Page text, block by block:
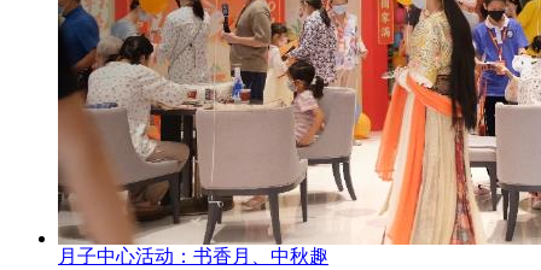
月子中心活动：书香月、中秋趣